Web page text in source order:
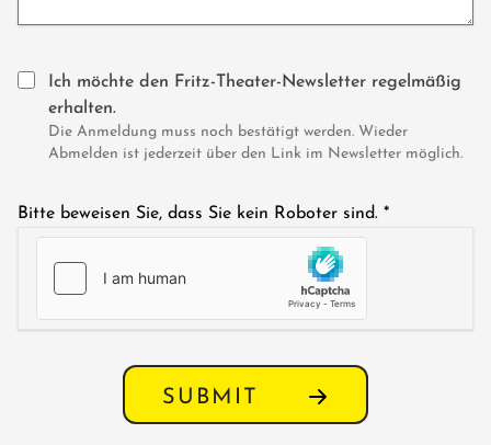
Ich möchte den Fritz-Theater-Newsletter regelmäßig
erhalten.
Die Anmeldung muss noch bestätigt werden. Wieder
Abmelden ist jederzeit über den Link im Newsletter möglich.
Bitte beweisen Sie, dass Sie kein Roboter sind. *
SUBMIT